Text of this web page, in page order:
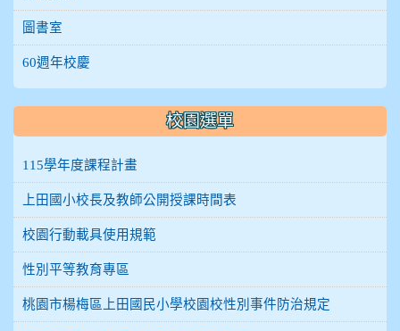
圖書室
60週年校慶
校園選單
115學年度課程計畫
上田國小校長及教師公開授課時間表
校園行動載具使用規範
性別平等教育專區
桃園市楊梅區上田國民小學校園校性別事件防治規定